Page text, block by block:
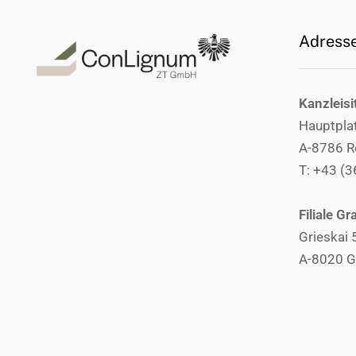
A-8786
T: +43
Filiale
Grieskai
A-8020